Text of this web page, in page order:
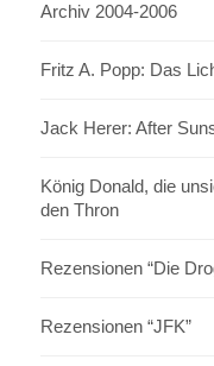
Archiv 2004-2006
Fritz A. Popp: Das
Jack Herer: After
König Donald, die
den Thron
Rezensionen “Die
Rezensionen “JFK”